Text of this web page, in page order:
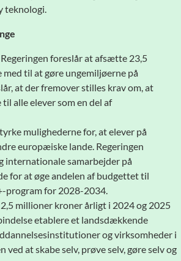
teknologi.
foreslår at afsætte 23,5
til at gøre ungemiljøerne på
at der fremover stilles krav om, at
alle elever som en del af
mulighederne for, at elever på
europæiske lande. Regeringen
internationale samarbejder på
for at øge andelen af budgettet til
program for 2028-2034.
millioner kroner årligt i 2024 og 2025
etablere et landsdækkende
og virksomheder i
at skabe selv, prøve selv, gøre selv og